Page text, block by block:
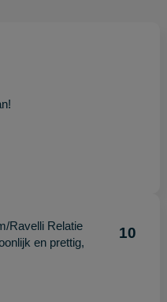
Ravelli Relatie
en prettig,
10